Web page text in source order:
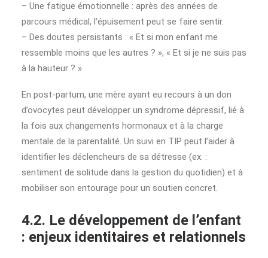
– Une fatigue émotionnelle : après des années de
parcours médical, l’épuisement peut se faire sentir.
– Des doutes persistants : « Et si mon enfant me
ressemble moins que les autres ? », « Et si je ne suis pas
à la hauteur ? »
En post-partum, une mère ayant eu recours à un don
d’ovocytes peut développer un syndrome dépressif, lié à
la fois aux changements hormonaux et à la charge
mentale de la parentalité. Un suivi en TIP peut l’aider à
identifier les déclencheurs de sa détresse (ex. :
sentiment de solitude dans la gestion du quotidien) et à
mobiliser son entourage pour un soutien concret.
4.2. Le développement de l’enfant
: enjeux identitaires et relationnels